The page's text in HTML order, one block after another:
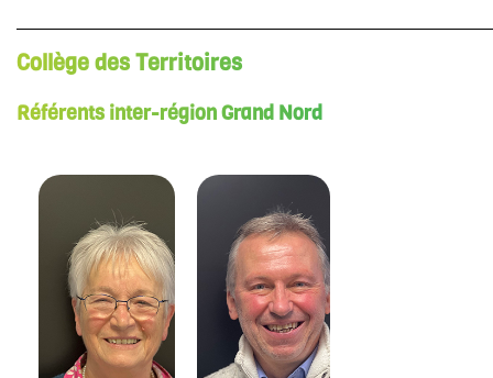
Collège des Territoires
Référents inter-région Grand Nord